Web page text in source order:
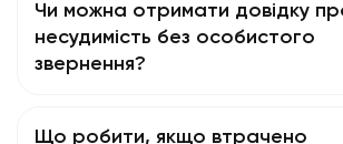
Чи можна отримати довідку
несудимість без особистого
звернення?
Що робити, якщо втрачено